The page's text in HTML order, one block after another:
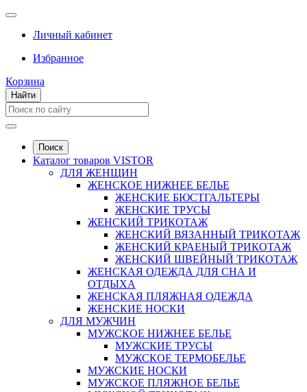
Личный кабинет
Избранное
Корзина
Найти
Поиск
Каталог товаров VISTOR
ДЛЯ ЖЕНЩИН
ЖЕНСКОЕ НИЖНЕЕ БЕЛЬЕ
ЖЕНСКИЕ БЮСТГАЛЬТЕРЫ
ЖЕНСКИЕ ТРУСЫ
ЖЕНСКИЙ ТРИКОТАЖ
ЖЕНСКИЙ ВЯЗАННЫЙ ТРИКОТАЖ
ЖЕНСКИЙ КРАЕНЫЙ ТРИКОТАЖ
ЖЕНСКИЙ ШВЕЙНЫЙ ТРИКОТАЖ
ЖЕНСКАЯ ОДЕЖДА ДЛЯ СНА И
ОТДЫХА
ЖЕНСКАЯ ПЛЯЖНАЯ ОДЕЖДА
ЖЕНСКИЕ НОСКИ
ДЛЯ МУЖЧИН
МУЖСКОЕ НИЖНЕЕ БЕЛЬЕ
МУЖСКИЕ ТРУСЫ
МУЖСКОЕ ТЕРМОБЕЛЬЕ
МУЖСКИЕ НОСКИ
МУЖСКОЕ ПЛЯЖНОЕ БЕЛЬЕ